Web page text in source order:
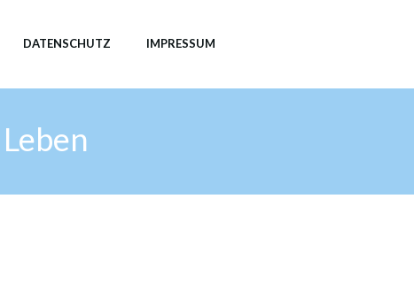
DATENSCHUTZ IMPRESSUM